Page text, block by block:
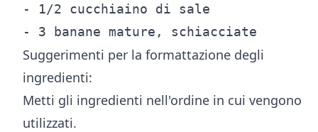
- 1/2 cucchiaino di sale
Suggerimenti per la formattazione degli
ingredienti:
Metti gli ingredienti nell'ordine in cui vengono
utilizzati.